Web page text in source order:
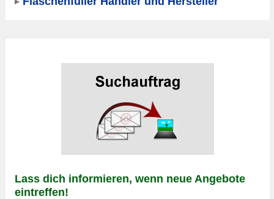
Lass dich informieren, wenn neue Angebote
eintreffen!